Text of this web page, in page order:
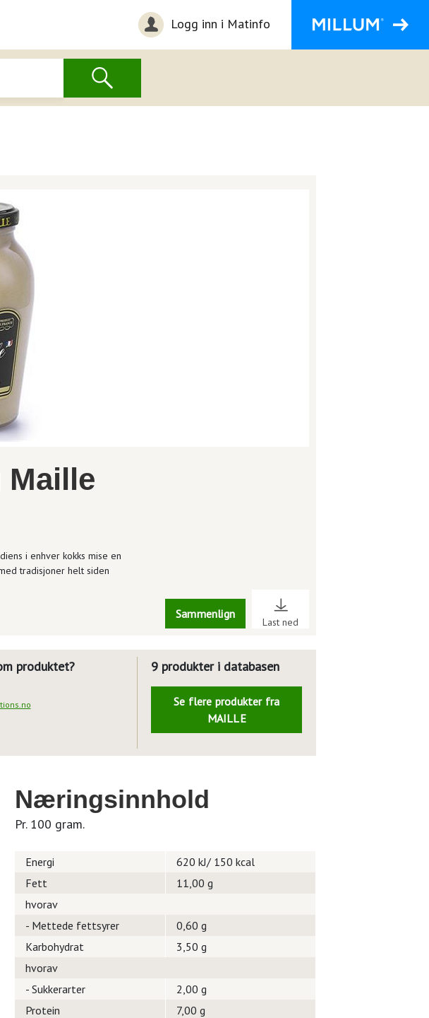
Logg inn i Matinfo
Maille
i enhver kokks mise en
tradisjoner helt siden
Sammenlign
Last ned
produktet?
9 produkter i databasen
Se flere produkter fra
MAILLE
Næringsinnhold
Pr. 100 gram.
Energi
620 kJ/ 150 kcal
Fett
11,00 g
hvorav
- Mettede fettsyrer
0,60 g
Karbohydrat
3,50 g
hvorav
- Sukkerarter
2,00 g
Protein
7,00 g